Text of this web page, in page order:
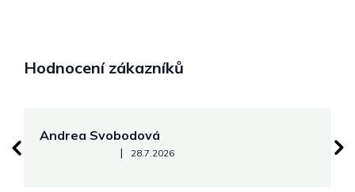
Hodnocení zákazníků
Andrea Svobodová
Hodnocení obchodu je 5 z 5 hvězdiček.
| 28.7.2026